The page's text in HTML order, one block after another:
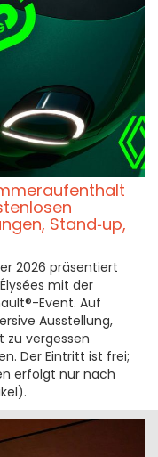
Stand‑up,
2026 präsentiert
mit der
Event. Auf
Ausstellung,
zu vergessen
Der Eintritt ist frei;
erfolgt nur nach